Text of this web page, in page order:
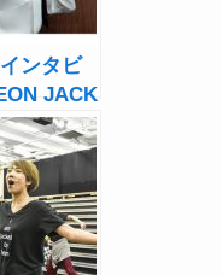
ンタビ
JACK
ンと
”の場で
」